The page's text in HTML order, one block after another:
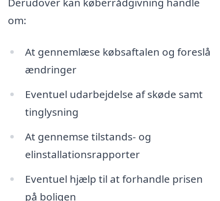
om:
At gennemlæse købsaftalen og foreslå
ændringer
Eventuel udarbejdelse af skøde samt
tinglysning
At gennemse tilstands- og
elinstallationsrapporter
Eventuel hjælp til at forhandle prisen
på boligen